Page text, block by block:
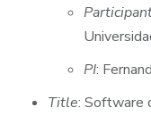
PI:
Title: Software